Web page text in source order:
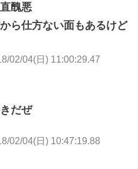
醜悪
ら仕方ない面もあるけど
02/04(日) 11:00:29.47
だぜ
02/04(日) 10:47:19.88